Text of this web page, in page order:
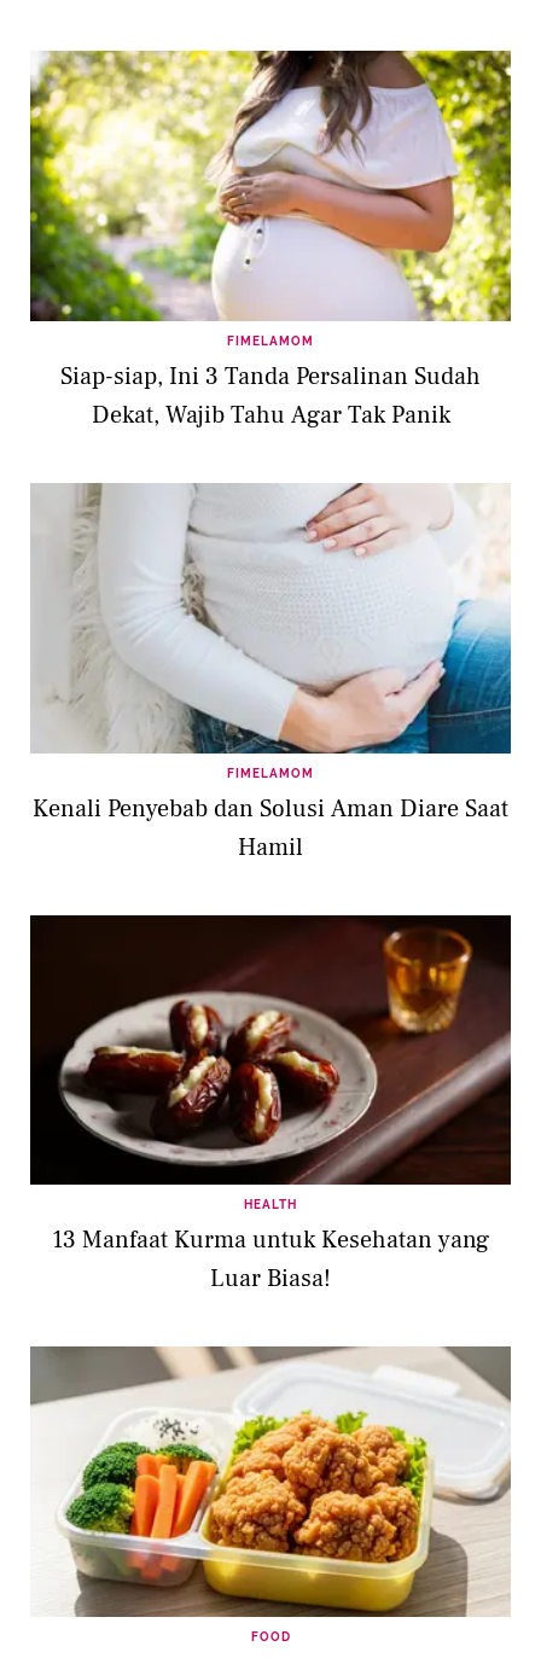
FIMELAMOM
Siap-siap, Ini 3 Tanda Persalinan Sudah
Dekat, Wajib Tahu Agar Tak Panik
FIMELAMOM
Kenali Penyebab dan Solusi Aman Diare Saat
Hamil
HEALTH
13 Manfaat Kurma untuk Kesehatan yang
Luar Biasa!
FOOD